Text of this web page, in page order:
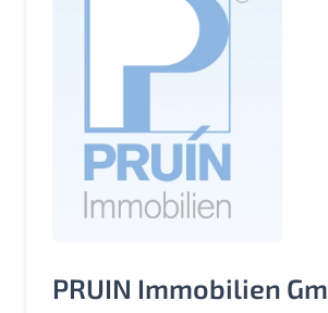
PRUIN Immobilien